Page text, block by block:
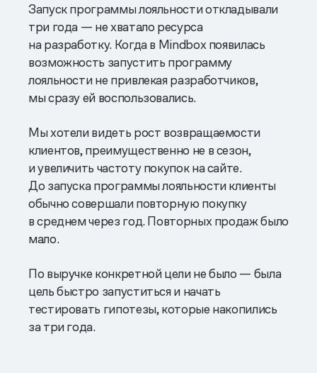
Запуск программы лояльности откладывали
три года — не хватало ресурса
на разработку. Когда в Mindbox появилась
возможность запустить программу
лояльности не привлекая разработчиков,
мы сразу ей воспользовались.
Мы хотели видеть рост возвращаемости
клиентов, преимущественно не в сезон,
и увеличить частоту покупок на сайте.
До запуска программы лояльности клиенты
обычно совершали повторную покупку
в среднем через год. Повторных продаж было
мало.
По выручке конкретной цели не было — была
цель быстро запуститься и начать
тестировать гипотезы, которые накопились
за три года.